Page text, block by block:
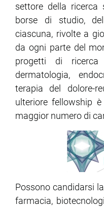
settore della ricerca
borse di studio,
ciascuna, rivolte a
da ogni parte del
progetti di
dermatologia,
terapia del dolore-
ulteriore fellowship
maggior numero di
Possono candidarsi
farmacia,